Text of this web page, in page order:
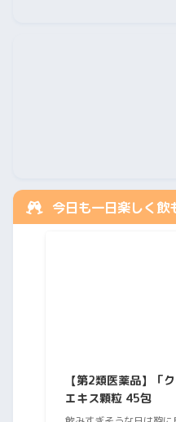
今日も一日楽しく飲
【第2類医薬品】「
エキス顆粒 45包